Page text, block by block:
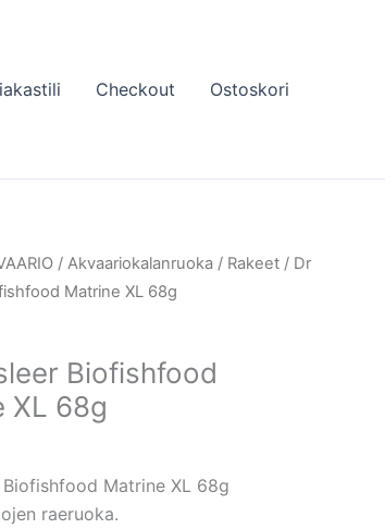
Checkout Ostoskori
/ Akvaariokalanruoka / Rakeet/ Dr
Matrine XL 68g
Biofishfood
XL 68g
Biofishfood Matrine XL 68g
raeruoka.